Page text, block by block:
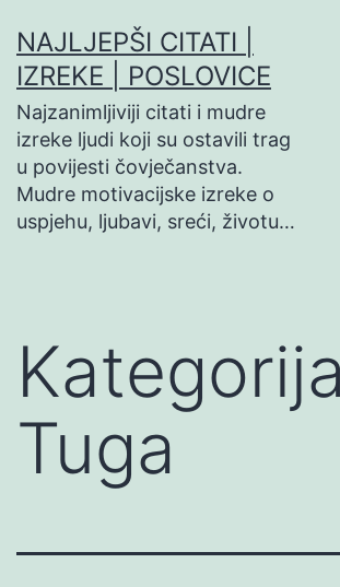
na
sadržaj
NAJLJEPŠI CITATI |
IZREKE | POSLOVICE
Najzanimljiviji citati i mudre
izreke ljudi koji su ostavili trag
u povijesti čovječanstva.
Mudre motivacijske izreke o
uspjehu, ljubavi, sreći, životu…
Tuga